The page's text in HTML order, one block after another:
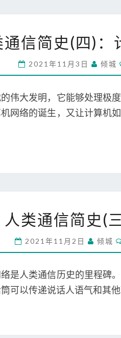
(
通信简史(四)：
2021年11月3日 倾城
伟大发明，它能够处理极
网络的诞生，又让计算机
(
人类通信简史(
2021年11月2日 倾城
是人类通信历史的里程碑
可以传递说话人语气和其